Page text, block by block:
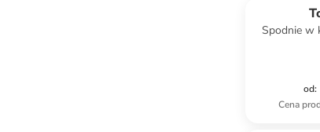
Spodnie w
od:
Cena